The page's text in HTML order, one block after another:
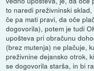
to naredi preživninski
če pa mati pravi, da oče
dogovorila), potem je tudi
upošteva pri obračunu
(brez mutenja) ne plačuje,
preživnine dejansko otrok,
se dogovorila starša, in bi